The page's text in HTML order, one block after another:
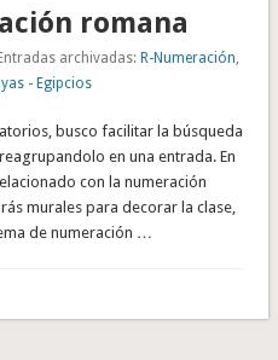
romana
archivadas: R-Numeración,
- Egipcios
busco facilitar la búsqueda
en una entrada. En
con la numeración
murales para decorar la clase,
de numeración …